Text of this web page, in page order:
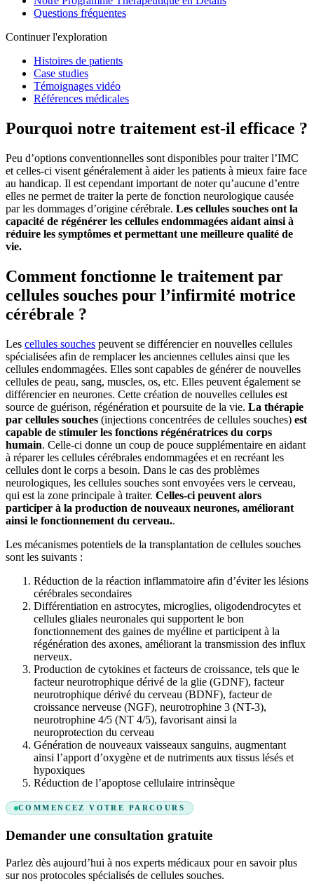
Questions fréquentes
Continuer l'exploration
Histoires de patients
Case studies
Témoignages vidéo
Références médicales
Pourquoi notre traitement est-il efficace ?
Peu d’options conventionnelles sont disponibles pour traiter l’IMC
et celles-ci visent généralement à aider les patients à mieux faire face
au handicap. Il est cependant important de noter qu’aucune d’entre
elles ne permet de traiter la perte de fonction neurologique causée
par les dommages d’origine cérébrale. Les cellules souches ont la
capacité de régénérer les cellules endommagées aidant ainsi à
réduire les symptômes et permettant une meilleure qualité de
vie.
Comment fonctionne le traitement par
cellules souches pour l’infirmité motrice
cérébrale ?
Les cellules souches peuvent se différencier en nouvelles cellules
spécialisées afin de remplacer les anciennes cellules ainsi que les
cellules endommagées. Elles sont capables de générer de nouvelles
cellules de peau, sang, muscles, os, etc. Elles peuvent également se
différencier en neurones. Cette création de nouvelles cellules est
source de guérison, régénération et poursuite de la vie. La thérapie
par cellules souches (injections concentrées de cellules souches) est
capable de stimuler les fonctions régénératrices du corps
humain. Celle-ci donne un coup de pouce supplémentaire en aidant
à réparer les cellules cérébrales endommagées et en recréant les
cellules dont le corps a besoin. Dans le cas des problèmes
neurologiques, les cellules souches sont envoyées vers le cerveau,
qui est la zone principale à traiter. Celles-ci peuvent alors
participer à la production de nouveaux neurones, améliorant
ainsi le fonctionnement du cerveau..
Les mécanismes potentiels de la transplantation de cellules souches
sont les suivants :
réduction de la réaction inflammatoire afin d’éviter les lésions
cérébrales secondaires
différentiation en astrocytes, microglies, oligodendrocytes et
cellules gliales neuronales qui supportent le bon
fonctionnement des gaines de myéline et participent à la
régénération des axones, améliorant la transmission des influx
nerveux.
production de cytokines et facteurs de croissance, tels que le
facteur neurotrophique dérivé de la glie (GDNF), facteur
neurotrophique dérivé du cerveau (BDNF), facteur de
croissance nerveuse (NGF), neurotrophine 3 (NT-3),
neurotrophine 4/5 (NT 4/5), favorisant ainsi la
neuroprotection du cerveau
génération de nouveaux vaisseaux sanguins, augmentant
ainsi l’apport d’oxygène et de nutriments aux tissus lésés et
hypoxiques
réduction de l’apoptose cellulaire intrinsèque
COMMENCEZ VOTRE PARCOURS
Demander une consultation gratuite
Parlez dès aujourd’hui à nos experts médicaux pour en savoir plus
sur nos protocoles spécialisés de cellules souches.